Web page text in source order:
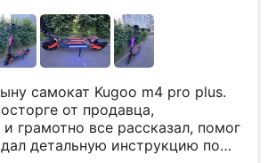
самокат Kugoo m4 pro plus.
от продавца,
грамотно все рассказал, помог
детальную инструкцию по